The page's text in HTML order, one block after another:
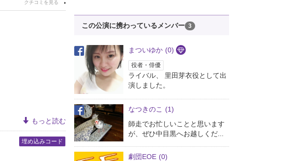
もっと読む
埋め込みコード
この公演に携わっているメンバー 3
まついゆか (0)
役者・俳優
ライバル、 里田芽衣役として出
演しました。
なつきのこ (1)
師走でお忙しいことと思います
が、ぜひ中目黒へお越しくだ...
劇団EOE (0)